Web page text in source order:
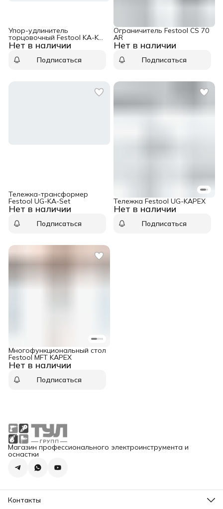
Нет в наличии
Упор-удлинитель
торцовочный Festool KA-KS
120 L
Подписаться
Нет в наличии
Ограничитель Festool CS 70
AR
Подписаться
Нет в наличии
Тележка-трансформер
Festool UG-KA-Set
Подписаться
Нет в наличии
Тележка Festool UG-KAPEX
Подписаться
Нет в наличии
Многофункциональный стол
Festool MFT KAPEX
Подписаться
Магазин профессионального электроинструмента и
оснастки
Контакты